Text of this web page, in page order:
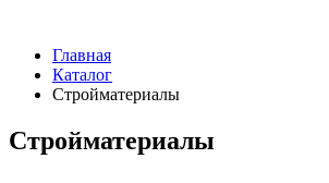
Главная
Каталог
Стройматериалы
Стройматериалы